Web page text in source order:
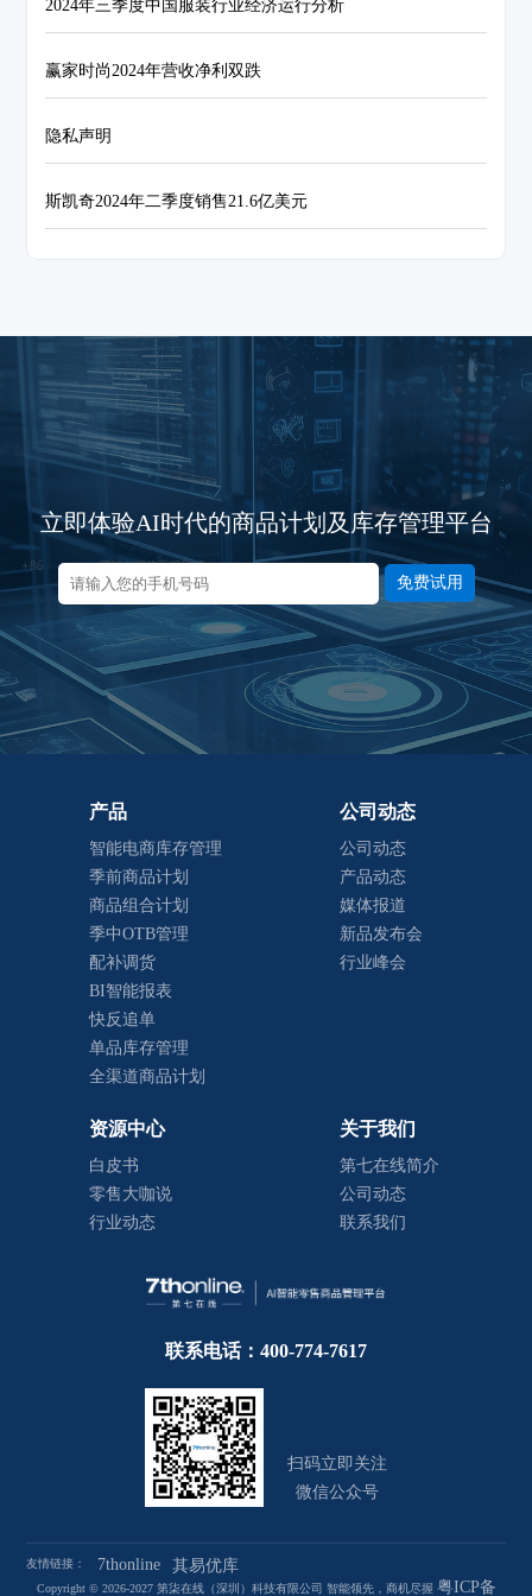
2024年三季度中国服装行业经济运行分析
赢家时尚2024年营收净利双跌
隐私声明
斯凯奇2024年二季度销售21.6亿美元
立即体验AI时代的商品计划及库存管理平台
免费试用
产品
智能电商库存管理
季前商品计划
商品组合计划
季中OTB管理
配补调货
BI智能报表
快反追单
单品库存管理
全渠道商品计划
公司动态
公司动态
产品动态
媒体报道
新品发布会
行业峰会
资源中心
白皮书
零售大咖说
行业动态
关于我们
第七在线简介
公司动态
联系我们
联系电话：400-774-7617
扫码立即关注
微信公众号
友情链接： 7thonline 其易优库
Copyright © 2026-2027 第柒在线（深圳）科技有限公司 智能领先，商机尽握 粤ICP备